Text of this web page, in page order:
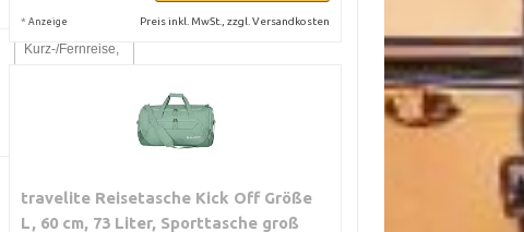
Kurz-/Fernreise,
Commuting
* Anzeige Preis inkl. MwSt., zzgl. Versandkosten
travelite Reisetasche Kick Off Größe
L, 60 cm, 73 Liter, Sporttasche groß